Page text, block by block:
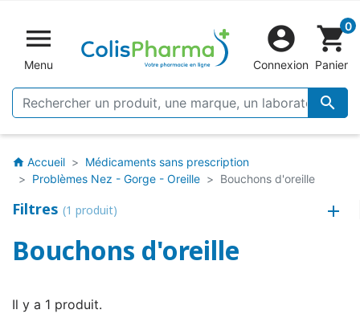

Menu


Connexion
shopping_cart0
Panier
home Accueil
Médicaments sans prescription
Problèmes Nez - Gorge - Oreille
Bouchons d'oreille
Filtres (1 produit)
Bouchons d'oreille
Il y a 1 produit.